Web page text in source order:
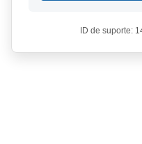
ID de suporte: